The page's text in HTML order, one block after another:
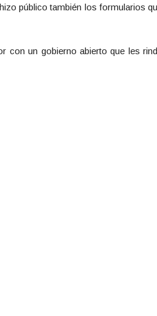
público también los formularios
con un gobierno abierto que les